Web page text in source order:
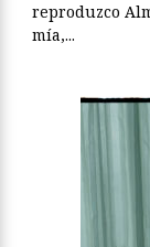
reproduzco
mía,...